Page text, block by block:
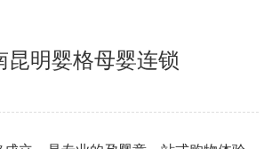
昆明婴格母婴连锁